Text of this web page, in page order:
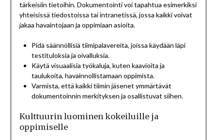
tärkeisiin tietoihin. Dokumentointi voi tapahtua esimerkiksi
yhteisissä tiedostoissa tai intranetissä, jossa kaikki voivat
jakaa havaintojaan ja oppimiaan asioita.
Pidä säännöllisiä tiimipalavereita, joissa käydään läpi
testituloksia ja oivalluksia.
Käytä visuaalisia työkaluja, kuten kaavioita ja
taulukoita, havainnollistamaan oppimista.
Varmista, että kaikki tiimin jäsenet ymmärtävät
dokumentoinnin merkityksen ja osallistuvat siihen.
Kulttuurin luominen kokeiluille ja
oppimiselle